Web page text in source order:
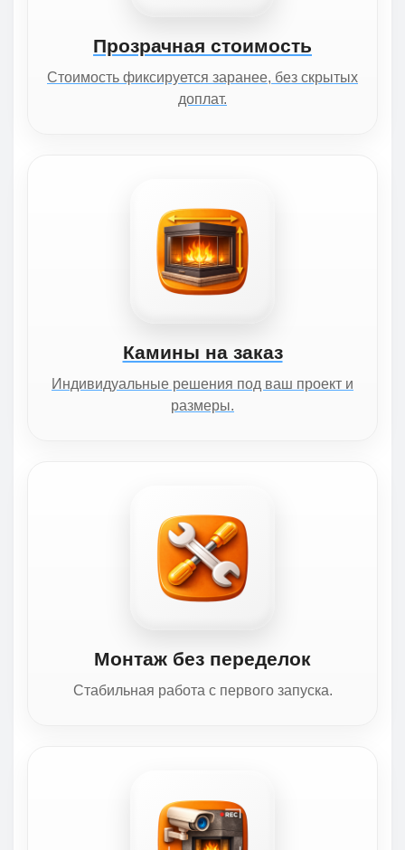
Прозрачная стоимость
Стоимость фиксируется заранее, без скрытых
доплат.
Камины на заказ
Индивидуальные решения под ваш проект и
размеры.
Монтаж без переделок
Стабильная работа с первого запуска.